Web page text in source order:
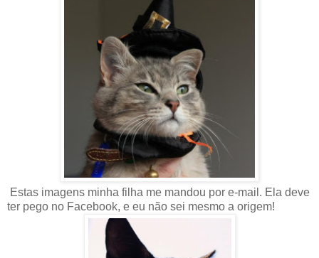
Estas imagens minha filha me mandou por e-mail. Ela deve
ter pego no Facebook, e eu não sei mesmo a origem!